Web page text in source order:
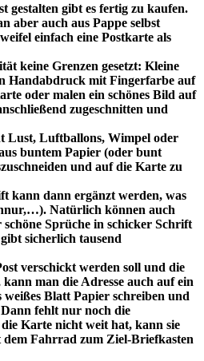
gestalten gibt es fertig zu kaufen.
aber auch aus Pappe selbst
einfach eine Postkarte als
keine Grenzen gesetzt: Kleine
Handabdruck mit Fingerfarbe auf
oder malen ein schönes Bild auf
zugeschnitten und
Lust, Luftballons, Wimpel oder
buntem Papier (oder bunt
und auf die Karte zu
kann dann ergänzt werden, was
Natürlich können auch
schöne Sprüche in schicker Schrift
sicherlich tausend
verschickt werden soll und die
man die Adresse auch auf ein
weißes Blatt Papier schreiben und
fehlt nur noch die
Karte nicht weit hat, kann sie
Fahrrad zum Ziel-Briefkasten